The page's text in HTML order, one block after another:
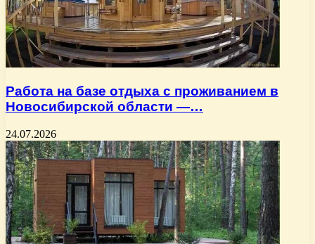
Работа на базе отдыха с проживанием в
Новосибирской области —…
24.07.2026